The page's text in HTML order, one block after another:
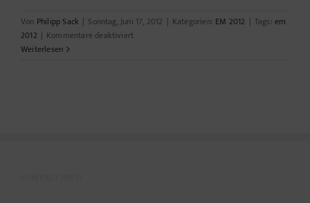
Von Philipp Sack | Sonntag, Juni 17, 2012 | Kategorien: EM 2012 | Tags: em
2012 | Kommentare deaktiviertfür
Weiterlesen